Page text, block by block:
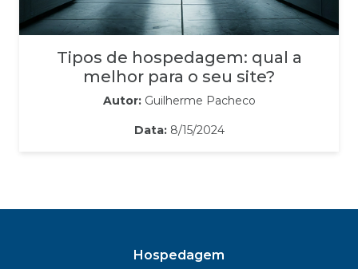
Tipos de hospedagem: qual a
melhor para o seu site?
Autor: Guilherme Pacheco
Data: 8/15/2024
Hospedagem